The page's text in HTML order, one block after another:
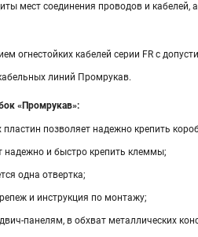
мест соединения проводов и
огнестойких кабелей серии FR с
линий Промрукав.
«Промрукав»:
позволяет надежно крепить
и быстро крепить клеммы;
одна отвертка;
и инструкция по монтажу;
панелям, в обхват металлических